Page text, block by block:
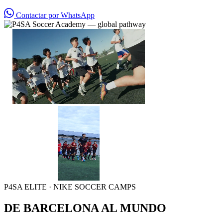
Contactar por WhatsApp
P4SA ELITE · NIKE SOCCER CAMPS
DE BARCELONA AL MUNDO